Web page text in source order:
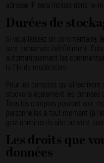
adresse IP sera incluse dans l’e-
Durées de
Si vous laissez un commentaire,
sont conservés indéfiniment.
automatiquement les
la file de modération.
Pour les comptes qui
stockons également les données
Tous les comptes peuvent voir,
personnelles à tout moment (à
gestionnaires du site peuvent
Les droits que
données